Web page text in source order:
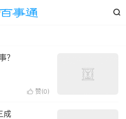

？
 赞(0)
成